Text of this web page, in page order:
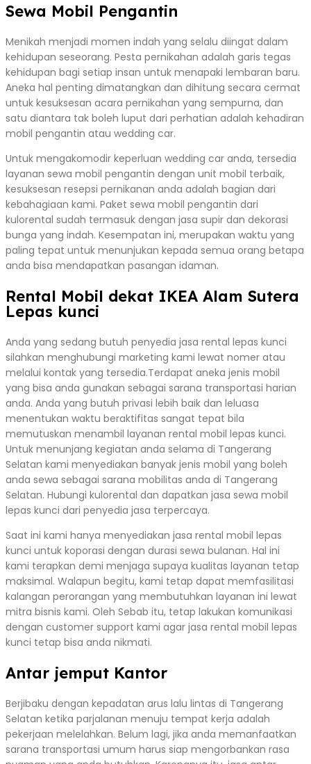
Sewa Mobil Pengantin
Menikah menjadi momen indah yang selalu diingat dalam
kehidupan seseorang. Pesta pernikahan adalah garis tegas
kehidupan bagi setiap insan untuk menapaki lembaran baru.
Aneka hal penting dimatangkan dan dihitung secara cermat
untuk kesuksesan acara pernikahan yang sempurna, dan
satu diantara tak boleh luput dari perhatian adalah kehadiran
mobil pengantin atau wedding car.
Untuk mengakomodir keperluan wedding car anda, tersedia
layanan sewa mobil pengantin dengan unit mobil terbaik,
kesuksesan resepsi pernikanan anda adalah bagian dari
kebahagiaan kami. Paket sewa mobil pengantin dari
kulorental sudah termasuk dengan jasa supir dan dekorasi
bunga yang indah. Kesempatan ini, merupakan waktu yang
paling tepat untuk menunjukan kepada semua orang betapa
anda bisa mendapatkan pasangan idaman.
Rental Mobil dekat IKEA Alam Sutera
Lepas kunci
Anda yang sedang butuh penyedia jasa rental lepas kunci
silahkan menghubungi marketing kami lewat nomer atau
melalui kontak yang tersedia.Terdapat aneka jenis mobil
yang bisa anda gunakan sebagai sarana transportasi harian
anda. Anda yang butuh privasi lebih baik dan leluasa
menentukan waktu beraktifitas sangat tepat bila
memutuskan menambil layanan rental mobil lepas kunci.
Untuk menunjang kegiatan anda selama di Tangerang
Selatan kami menyediakan banyak jenis mobil yang boleh
anda sewa sebagai sarana mobilitas anda di Tangerang
Selatan. Hubungi kulorental dan dapatkan jasa sewa mobil
lepas kunci dari penyedia jasa terpercaya.
Saat ini kami hanya menyediakan jasa rental mobil lepas
kunci untuk koporasi dengan durasi sewa bulanan. Hal ini
kami terapkan demi menjaga supaya kualitas layanan tetap
maksimal. Walapun begitu, kami tetap dapat memfasilitasi
kalangan perorangan yang membutuhkan layanan ini lewat
mitra bisnis kami. Oleh Sebab itu, tetap lakukan komunikasi
dengan customer support kami agar jasa rental mobil lepas
kunci tetap bisa anda nikmati.
Antar jemput Kantor
Berjibaku dengan kepadatan arus lalu lintas di Tangerang
Selatan ketika parjalanan menuju tempat kerja adalah
pekerjaan melelahkan. Belum lagi, jika anda memanfaatkan
sarana transportasi umum harus siap mengorbankan rasa